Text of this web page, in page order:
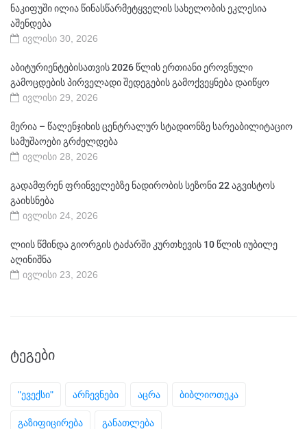
ნაკიფუში ილია წინასწარმეტყველის სახელობის ეკლესია
აშენდება
ივლისი 30, 2026
აბიტურიენტებისათვის 2026 წლის ერთიანი ეროვნული
გამოცდების პირველადი შედეგების გამოქვეყნება დაიწყო
ივლისი 29, 2026
მერია – წალენჯიხის ცენტრალურ სტადიონზე სარეაბილიტაციო
სამუშაოები გრძელდება
ივლისი 28, 2026
გადამფრენ ფრინველებზე ნადირობის სეზონი 22 აგვისტოს
გაიხსნება
ივლისი 24, 2026
ლიის წმინდა გიორგის ტაძარში კურთხევის 10 წლის იუბილე
აღინიშნა
ივლისი 23, 2026
ᲢᲔᲒᲔᲑᲘ
"ევექსი" არჩევნები აცრა ბიბლიოთეკა
გაზიფიცირება განათლება